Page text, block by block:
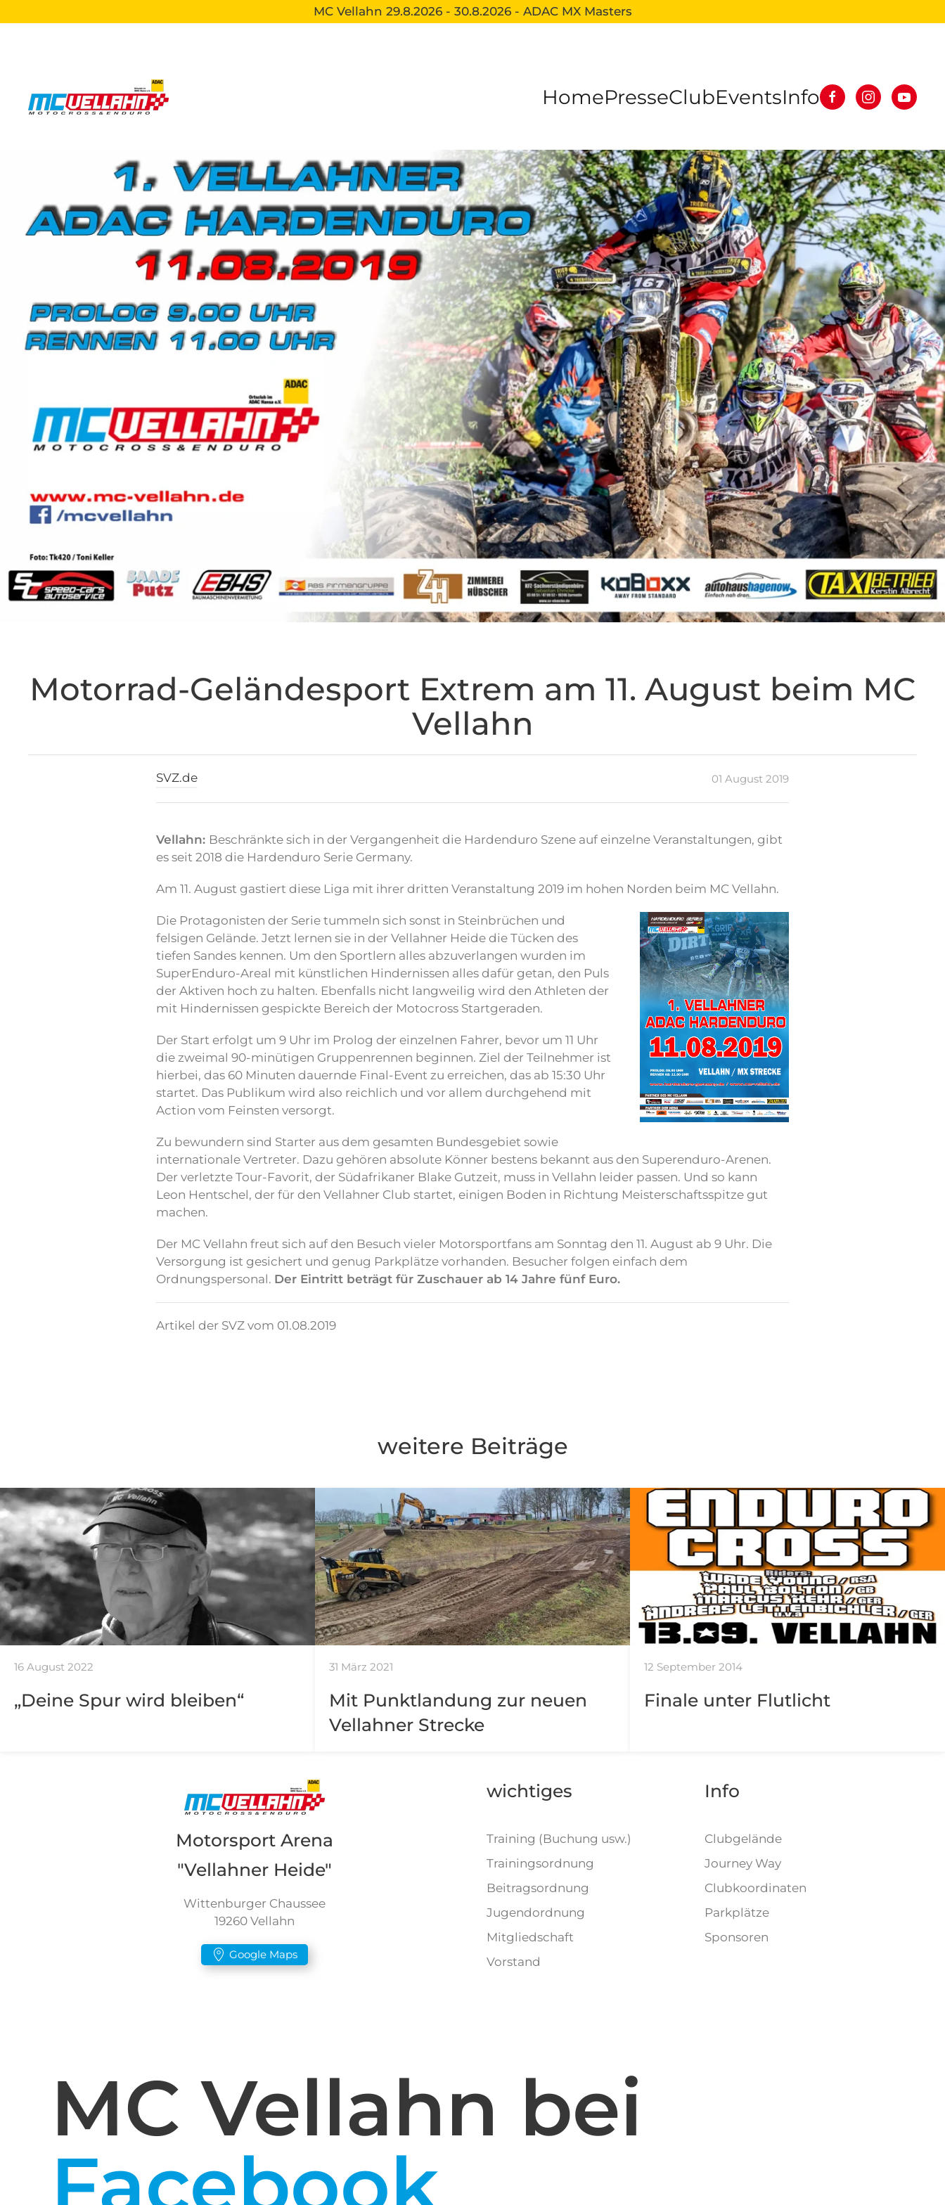
MC Vellahn 29.8.2026 - 30.8.2026 - ADAC MX Masters
HomePresseClubEventsInfo
Motorrad-Geländesport Extrem am 11. August beim MC
Vellahn
SVZ.de 01 August 2019
Vellahn: Beschränkte sich in der Vergangenheit die Hardenduro Szene auf einzelne Veranstaltungen, gibt
es seit 2018 die Hardenduro Serie Germany.
Am 11. August gastiert diese Liga mit ihrer dritten Veranstaltung 2019 im hohen Norden beim MC Vellahn.
Die Protagonisten der Serie tummeln sich sonst in Steinbrüchen und
felsigen Gelände. Jetzt lernen sie in der Vellahner Heide die Tücken des
tiefen Sandes kennen. Um den Sportlern alles abzuverlangen wurden im
SuperEnduro-Areal mit künstlichen Hindernissen alles dafür getan, den Puls
der Aktiven hoch zu halten. Ebenfalls nicht langweilig wird den Athleten der
mit Hindernissen gespickte Bereich der Motocross Startgeraden.
Der Start erfolgt um 9 Uhr im Prolog der einzelnen Fahrer, bevor um 11 Uhr
die zweimal 90-minütigen Gruppenrennen beginnen. Ziel der Teilnehmer ist
hierbei, das 60 Minuten dauernde Final-Event zu erreichen, das ab 15:30 Uhr
startet. Das Publikum wird also reichlich und vor allem durchgehend mit
Action vom Feinsten versorgt.
Zu bewundern sind Starter aus dem gesamten Bundesgebiet sowie
internationale Vertreter. Dazu gehören absolute Könner bestens bekannt aus den Superenduro-Arenen.
Der verletzte Tour-Favorit, der Südafrikaner Blake Gutzeit, muss in Vellahn leider passen. Und so kann
Leon Hentschel, der für den Vellahner Club startet, einigen Boden in Richtung Meisterschaftsspitze gut
machen.
Der MC Vellahn freut sich auf den Besuch vieler Motorsportfans am Sonntag den 11. August ab 9 Uhr. Die
Versorgung ist gesichert und genug Parkplätze vorhanden. Besucher folgen einfach dem
Ordnungspersonal. Der Eintritt beträgt für Zuschauer ab 14 Jahre fünf Euro.
Artikel der SVZ vom 01.08.2019
weitere Beiträge
16 August 2022
„Deine Spur wird bleiben“
31 März 2021
Mit Punktlandung zur neuen
Vellahner Strecke
12 September 2014
Finale unter Flutlicht
Motorsport Arena
"Vellahner Heide"
Wittenburger Chaussee
19260 Vellahn
Google Maps
wichtiges
Training (Buchung usw.)
Trainingsordnung
Beitragsordnung
Jugendordnung
Mitgliedschaft
Vorstand
Info
Clubgelände
Journey Way
Clubkoordinaten
Parkplätze
Sponsoren
MC Vellahn bei
Facebook